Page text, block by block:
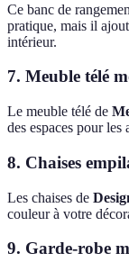
Ce banc de
pratique, mais il
intérieur.
7. Meuble télé
Le meuble télé de
des espaces pour les
8. Chaises
Les chaises de
couleur à votre
9. Garde-robe